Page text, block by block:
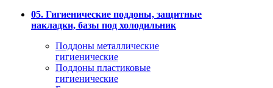
05. Гигиенические поддоны, защитные
накладки, базы под холодильник
Поддоны металлические
гигиенические
Поддоны пластиковые
гигиенические